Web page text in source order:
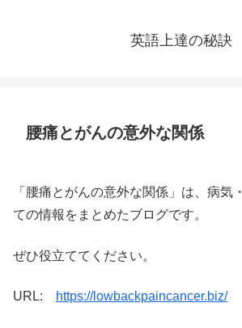
英語上達の秘訣
腰痛とがんの意外な関係
「腰痛とがんの意外な関係」は、病気
ての情報をまとめたブログです。
ぜひ役立ててください。
URL: https://lowbackpaincancer.biz/